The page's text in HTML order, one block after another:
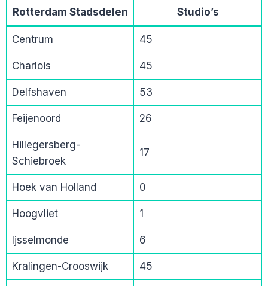
Rotterdam Stadsdelen Studio’s
Centrum 45
Charlois 45
Delfshaven 53
Feijenoord 26
Hillegersberg-
Schiebroek
17
Hoek van Holland 0
Hoogvliet 1
Ijsselmonde 6
Kralingen-Crooswijk 45